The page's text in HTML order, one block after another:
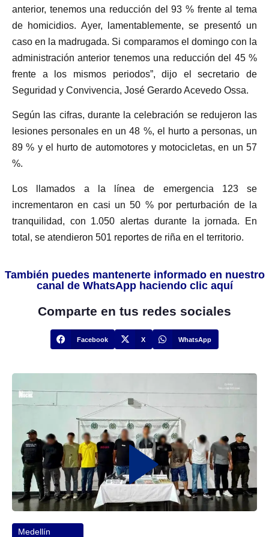
anterior, tenemos una reducción del 93 % frente al tema
de homicidios. Ayer, lamentablemente, se presentó un
caso en la madrugada. Si comparamos el domingo con la
administración anterior tenemos una reducción del 45 %
frente a los mismos periodos”, dijo el secretario de
Seguridad y Convivencia, José Gerardo Acevedo Ossa.
Según las cifras, durante la celebración se redujeron las
lesiones personales en un 48 %, el hurto a personas, un
89 % y el hurto de automotores y motocicletas, en un 57
%.
Los llamados a la línea de emergencia 123 se
incrementaron en casi un 50 % por perturbación de la
tranquilidad, con 1.050 alertas durante la jornada. En
total, se atendieron 501 reportes de riña en el territorio.
También puedes mantenerte informado en nuestro
canal de WhatsApp haciendo clic aquí
Comparte en tus redes sociales
Facebook X WhatsApp
Medellín